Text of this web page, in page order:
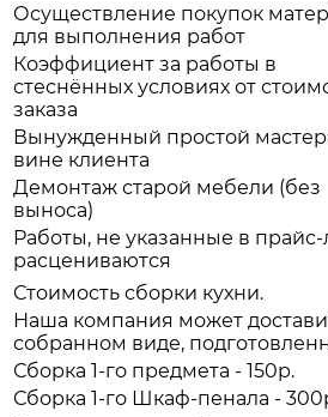
Осуществление покупок
для выполнения работ
Коэффициент за работы в
стеснённых условиях от
заказа
Вынужденный простой
вине клиента
Демонтаж старой мебели (без
выноса)
Работы, не указанные в прайс-
расцениваются
Стоимость сборки кухни.
Наша компания может
собранном виде,
Сборка 1-го предмета - 150р.
Сборка 1-го Шкаф-пенала -